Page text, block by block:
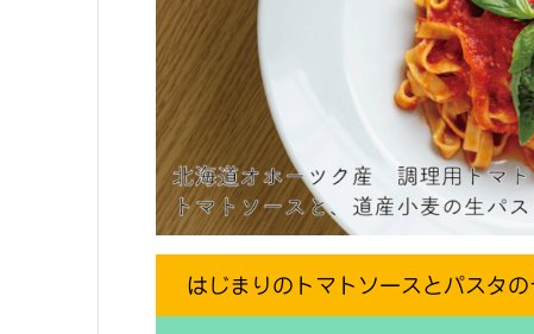
はじまりのトマトソースとパスタ